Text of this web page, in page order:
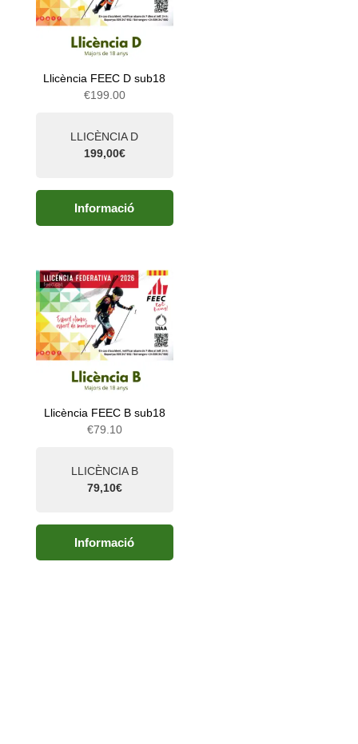
Llicència FEEC D sub18
€199.00
LLICÈNCIA D
199,00€
Informació
Llicència FEEC B sub18
€79.10
LLICÈNCIA B
79,10€
Informació